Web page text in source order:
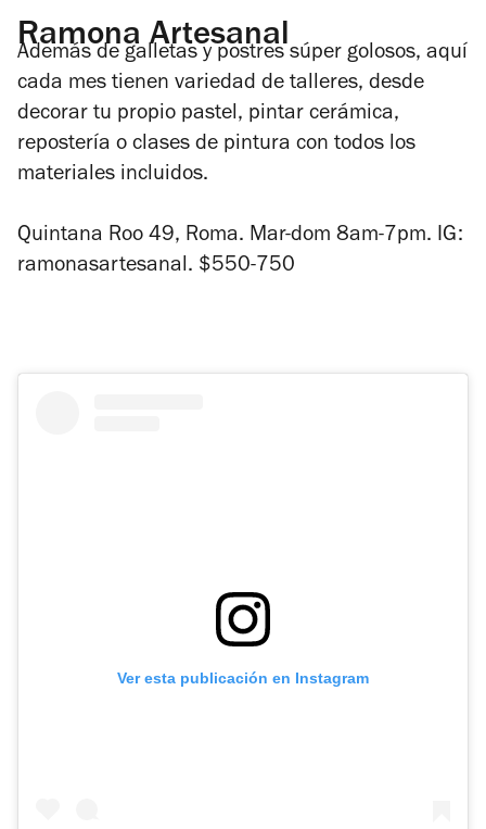
Ramona Artesanal
Además de galletas y postres súper golosos, aquí
cada mes tienen variedad de talleres, desde
decorar tu propio pastel, pintar cerámica,
repostería o clases de pintura con todos los
materiales incluidos.
Quintana Roo 49, Roma. Mar-dom 8am-7pm. IG:
ramonasartesanal. $550-750
Ver esta publicación en Instagram